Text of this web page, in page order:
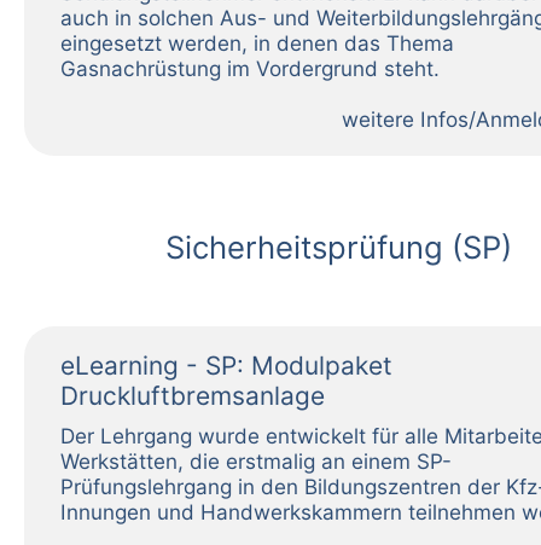
weitere Infos/
Sicherheitsprüfung (SP)
eLearning - SP: Modulpaket
Druckluftbremsanlage